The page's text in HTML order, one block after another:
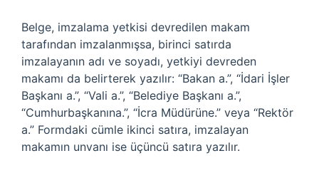
Belge, imzalama yetkisi devredilen makam
tarafından imzalanmışsa, birinci satırda
imzalayanın adı ve soyadı, yetkiyi devreden
makamı da belirterek yazılır: “Bakan a.”, “İdari İşler
Başkanı a.”, “Vali a.”, “Belediye Başkanı a.”,
“Cumhurbaşkanına.”, “İcra Müdürüne.” veya “Rektör
a.” Formdaki cümle ikinci satıra, imzalayan
makamın unvanı ise üçüncü satıra yazılır.